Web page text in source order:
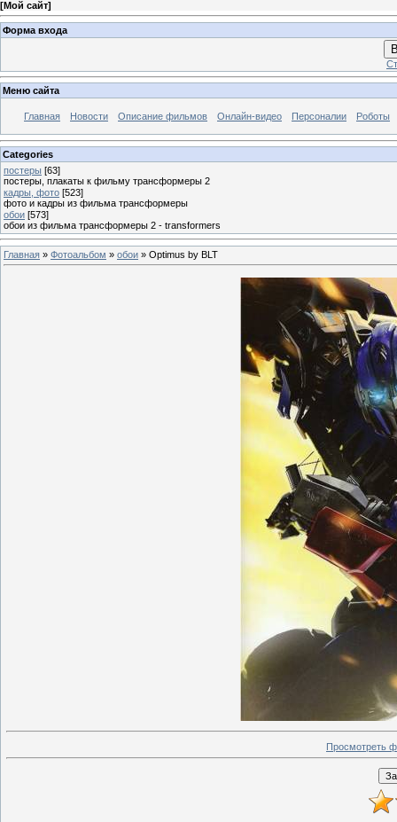
[Мой сайт]
Форма входа
Меню сайта
Главная Новости Описание фильмов Онлайн-видео Персоналии Роботы
Categories
постеры [63]
постеры, плакаты к фильму трансформеры 2
кадры, фото [523]
фото и кадры из фильма трансформеры
обои [573]
обои из фильма трансформеры 2 - transformers
Главная » Фотоальбом » обои » Optimus by BLT
Просмотреть